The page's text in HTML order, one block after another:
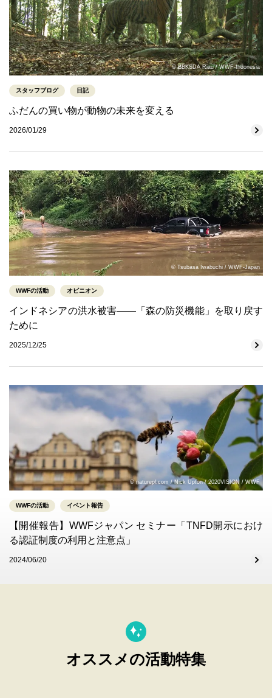
© BBKSDA Riau / WWF-Indonesia
スタッフブログ 日記
ふだんの買い物が動物の未来を変える
2026/01/29
© Tsubasa Iwabuchi / WWF-Japan
WWFの活動 オピニオン
インドネシアの洪水被害――「森の防災機能」を取り戻す
ために
2025/12/25
© naturepl.com / Nick Upton / 2020VISION / WWF
WWFの活動 イベント報告
【開催報告】WWFジャパン セミナー「TNFD開示におけ
る認証制度の利用と注意点」
2024/06/20
オススメの活動特集